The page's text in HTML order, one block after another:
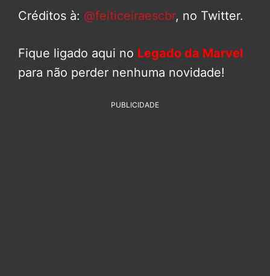
Créditos à: @feiticeiraescbr, no Twitter.
Fique ligado aqui no Legado da Marvel
para não perder nenhuma novidade!
PUBLICIDADE